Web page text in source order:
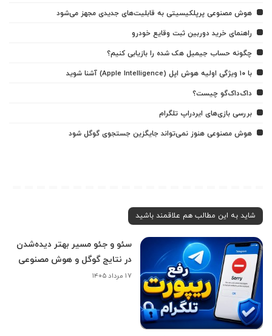
هوش مصنوعی پرپلکیسیتی به قابلیت‌های جدیدی مجهز می‌شود
راهنمای خرید دوربین ثبت وقایع خودرو
چگونه حساب جیمیل هک شده را بازیابی کنیم؟
با ۱۰ ویژگی اولیه هوش اپل (Apple Intelligence) آشنا شوید
داک‌داک‌گو چیست؟
بررسی بازی‌های ایردراپ تلگرام
هوش مصنوعی هنوز نمی‌تواند جایگزین جستجوی گوگل شود
شاید به این مطالب هم علاقمند باشید
سئو و جئو مسیر بهتر دیده‌شدن
در نتایج گوگل و هوش مصنوعی
۱۷ مرداد ۱۴۰۵